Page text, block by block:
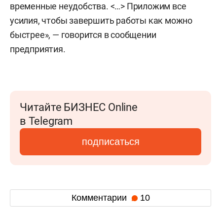
временные неудобства. <…> Приложим все
усилия, чтобы завершить работы как можно
быстрее», — говорится в сообщении
предприятия.
Читайте БИЗНЕС Online
в Telegram
подписаться
Комментарии 10